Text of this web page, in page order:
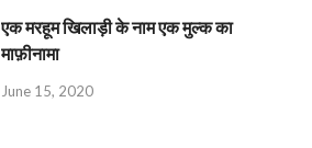
एक मरहूम खिलाड़ी के नाम एक मुल्क का
माफ़ीनामा
June 15, 2020